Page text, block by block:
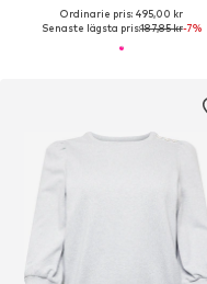
Ordinarie pris: 495,00 kr
Senaste lägsta pris:187,85 kr-7%